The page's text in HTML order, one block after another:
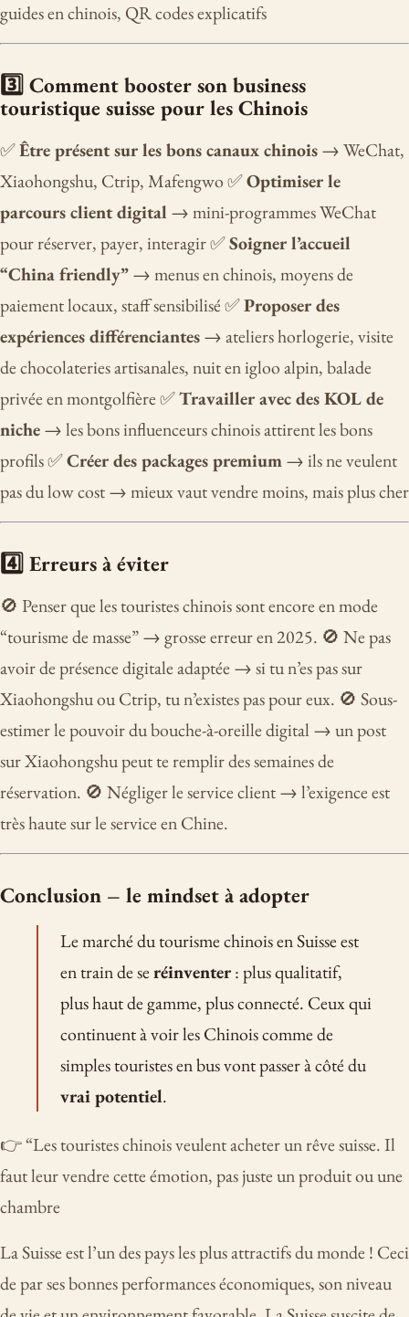
guides en chinois, QR codes explicatifs
3️⃣ Comment booster son business
touristique suisse pour les Chinois
✅Être présent sur les bons canaux chinois→ WeChat,
Xiaohongshu, Ctrip, Mafengwo ✅Optimiser le
parcours client digital→ mini-programmes WeChat
pour réserver, payer, interagir ✅Soigner l’accueil
“China friendly”→ menus en chinois, moyens de
paiement locaux, staff sensibilisé ✅Proposer des
expériences différenciantes→ ateliers horlogerie, visite
de chocolateries artisanales, nuit en igloo alpin, balade
privée en montgolfière ✅Travailler avec des KOL de
niche→ les bons influenceurs chinois attirent les bons
profils ✅Créer des packages premium→ ils ne veulent
pas du low cost → mieux vaut vendre moins, mais plus cher
4️⃣ Erreurs à éviter
🚫 Penser que les touristes chinois sont encore en mode
“tourisme de masse” → grosse erreur en 2025. 🚫 Ne pas
avoir de présence digitale adaptée → si tu n’es pas sur
Xiaohongshu ou Ctrip, tu n’existes pas pour eux. 🚫 Sous-
estimer le pouvoir du bouche-à-oreille digital → un post
sur Xiaohongshu peut te remplir des semaines de
réservation. 🚫 Négliger le service client → l’exigence est
très haute sur le service en Chine.
Conclusion – le mindset à adopter
Le marché du tourisme chinois en Suisse est
en train de seréinventer: plus qualitatif,
plus haut de gamme, plus connecté. Ceux qui
continuent à voir les Chinois comme de
simples touristes en bus vont passer à côté du
vrai potentiel.
👉“Les touristes chinois veulent acheter un rêve suisse. Il
faut leur vendre cette émotion, pas juste un produit ou une
chambre
La Suisse est l’un des pays les plus attractifs du monde ! Ceci
de par ses bonnes performances économiques, son niveau